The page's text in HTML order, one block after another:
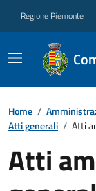
Regione Piemonte
Home /
Atti generali / Atti
Atti